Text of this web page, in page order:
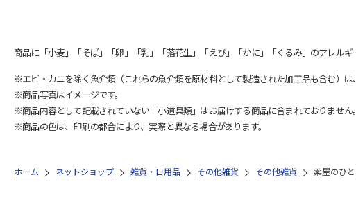
商品に「小麦」「そば」「卵」「乳」「落花生」「えび」「かに」「くるみ」のアレルギ
※エビ・カニを除く魚介類（これらの魚介類を原材料として製造された加工品も含む）
※商品写真はイメージです。
※商品内容として記載されていない「小道具類」はお届けする商品に含まれておりません。
※商品の色は、印刷の都合により、実際と異なる場合があります。
ホーム ネットショップ 雑貨・日用品 その他雑貨 その他雑貨 薬屋のひ